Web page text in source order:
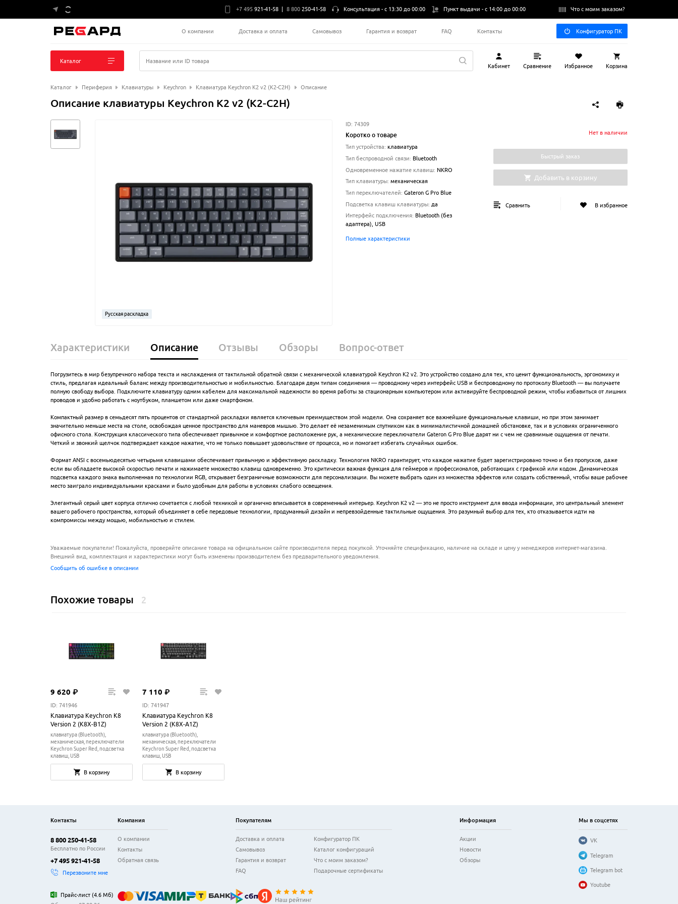
+7 495 921-41-58 8 800 250-41-58 Консультация -с 13:30 до 00:00 Пункт выдачи -с 14:00 до 00:00 Что с моим заказом?
О компании Доставка и оплата Самовывоз Гарантия и возврат FAQ Контакты Конфигуратор ПК
Каталог Название или ID товара
Кабинет Сравнение Избранное Корзина
Каталог Периферия Клавиатуры Keychron Клавиатура Keychron K2 v2 (K2-C2H) Описание
Описание клавиатуры Keychron K2 v2 (K2-C2H)
Русская раскладка
ID: 74309
Коротко о товаре
Тип устройства: клавиатура
Тип беспроводной связи: Bluetooth
Одновременное нажатие клавиш: NKRO
Тип клавиатуры: механическая
Тип переключателей: Gateron G Pro Blue
Подсветка клавиш клавиатуры: да
Интерфейс подключения: Bluetooth (без
адаптера), USB
Полные характеристики
Нет в наличии
Быстрый заказ
Добавить в корзину
Сравнить В избранное
Характеристики Описание Отзывы Обзоры Вопрос-ответ
Погрузитесь в мир безупречного набора текста и наслаждения от тактильной обратной связи с механической клавиатурой Keychron K2 v2. Это устройство создано для тех, кто ценит функциональность, эргономику и
стиль, предлагая идеальный баланс между производительностью и мобильностью. Благодаря двум типам соединения — проводному через интерфейс USB и беспроводному по протоколу Bluetooth — вы получаете
полную свободу выбора. Подключите клавиатуру одним кабелем для максимальной надежности во время работы за стационарным компьютером или активируйте беспроводной режим, чтобы избавиться от лишних
проводов и удобно работать с ноутбуком, планшетом или даже смартфоном.
Компактный размер в семьдесят пять процентов от стандартной раскладки является ключевым преимуществом этой модели. Она сохраняет все важнейшие функциональные клавиши, но при этом занимает
значительно меньше места на столе, освобождая ценное пространство для маневров мышью. Это делает её незаменимым спутником как в минималистичной домашней обстановке, так и в условиях ограниченного
офисного стола. Конструкция классического типа обеспечивает привычное и комфортное расположение рук, а механические переключатели Gateron G Pro Blue дарят ни с чем не сравнимые ощущения от печати.
Четкий и звонкий щелчок подтверждает каждое нажатие, что не только повышает удовольствие от процесса, но и помогает избегать случайных ошибок.
Формат ANSI с восемьюдесятью четырьмя клавишами обеспечивает привычную и эффективную раскладку. Технология NKRO гарантирует, что каждое нажатие будет зарегистрировано точно и без пропусков, даже
если вы обладаете высокой скоростью печати и нажимаете множество клавиш одновременно. Это критически важная функция для геймеров и профессионалов, работающих с графикой или кодом. Динамическая
подсветка каждого знака выполненная по технологии RGB, открывает безграничные возможности для персонализации. Вы можете выбрать один из множества эффектов или создать собственный, чтобы ваше рабочее
место заиграло индивидуальными красками и было удобным для работы в условиях слабого освещения.
Элегантный серый цвет корпуса отлично сочетается с любой техникой и органично вписывается в современный интерьер. Keychron K2 v2 — это не просто инструмент для ввода информации, это центральный элемент
вашего рабочего пространства, который объединяет в себе передовые технологии, продуманный дизайн и непревзойденные тактильные ощущения. Это разумный выбор для тех, кто отказывается идти на
компромиссы между мощью, мобильностью и стилем.
Уважаемые покупатели! Пожалуйста, проверяйте описание товара на официальном сайте производителя перед покупкой. Уточняйте спецификацию, наличие на складе и цену у менеджеров интернет-магазина.
Внешний вид, комплектация и характеристики могут быть изменены производителем без предварительного уведомления.
Сообщить об ошибке в описании
Похожие товары 2
9 620 ₽
ID: 741946
Клавиатура Keychron K8
Version 2 (K8X-B1Z)
клавиатура (Bluetooth),
механическая, переключатели
Keychron Super Red, подсветка
клавиш, USB
В корзину
7 110 ₽
ID: 741947
Клавиатура Keychron K8
Version 2 (K8X-A1Z)
клавиатура (Bluetooth),
механическая, переключатели
Keychron Super Red, подсветка
клавиш, USB
В корзину
Контакты
8 800 250-41-58
Бесплатно по России
+7 495 921-41-58
Перезвоните мне
Прайс-лист(4.6 Мб)
Компания
О компании
Контакты
Обратная связь
Покупателям
Доставка и оплата
Самовывоз
Гарантия и возврат
FAQ
Конфигуратор ПК
Каталог конфигураций
Что с моим заказом?
Подарочные сертификаты
Информация
Акции
Новости
Обзоры
Мы в соцсетях
VK
Telegram
Telegram bot
Youtube